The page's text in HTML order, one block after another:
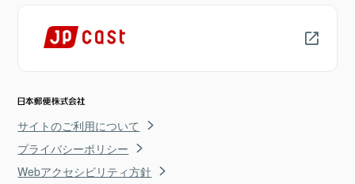
サイトのご利用について
プライバシーポリシー
Webアクセシビリティ方針